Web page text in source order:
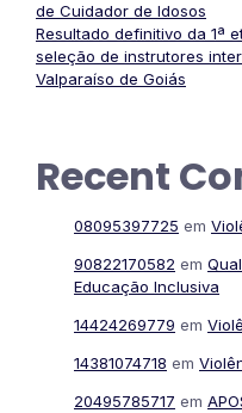
de Cuidador de Idosos
Resultado definitivo da 1ª
seleção de instrutores
Valparaíso de Goiás
Recent
08095397725 em
90822170582 em
Educação Inclusiva
14424269779 em
14381074718 em
20495785717 em